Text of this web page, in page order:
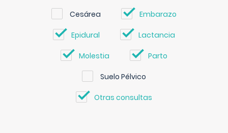
Cesárea Embarazo
Epidural Lactancia
Molestia Parto
Suelo Pélvico
Otras consultas